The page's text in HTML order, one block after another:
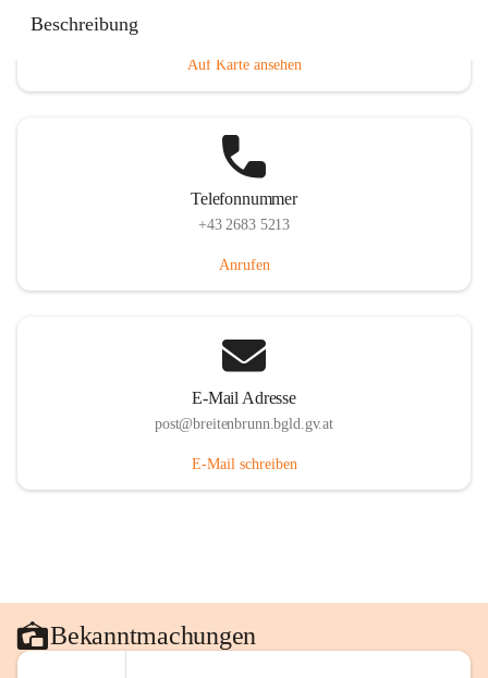
Beschreibung
Auf Karte ansehen
Telefonnummer
+43 2683 5213
Anrufen
E-Mail Adresse
post@breitenbrunn.bgld.gv.at
E-Mail schreiben
Bekanntmachungen